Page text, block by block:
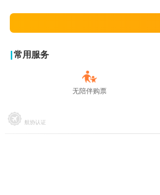
常用服务
无陪伴购票
航协认证